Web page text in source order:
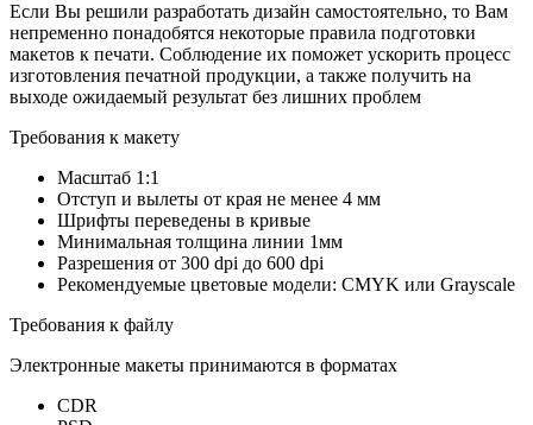
Если Вы решили разработать дизайн самостоятельно, то Вам
непременно понадобятся некоторые правила подготовки
макетов к печати. Соблюдение их поможет ускорить процесс
изготовления печатной продукции, а также получить на
выходе ожидаемый результат без лишних проблем
Требования к макету
Масштаб 1:1
Отступ и вылеты от края не менее 4 мм
Шрифты переведены в кривые
Минимальная толщина линии 1мм
Разрешения от 300 dpi до 600 dpi
Рекомендуемые цветовые модели: CMYK или Grayscale
Требования к файлу
Электронные макеты принимаются в форматах
CDR